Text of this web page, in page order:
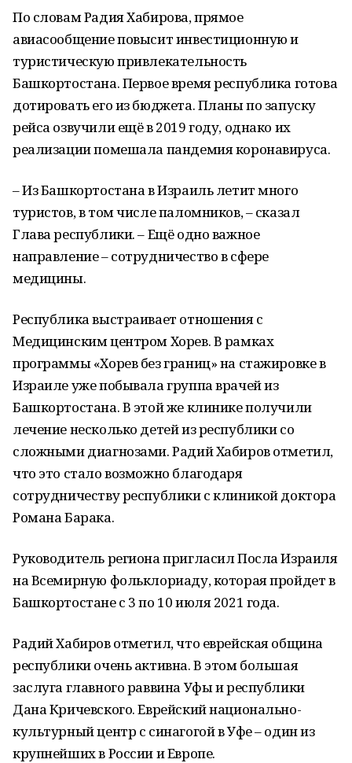
По словам Радия Хабирова, прямое
авиасообщение повысит инвестиционную и
туристическую привлекательность
Башкортостана. Первое время республика готова
дотировать его из бюджета. Планы по запуску
рейса озвучили ещё в 2019 году, однако их
реализации помешала пандемия коронавируса.
– Из Башкортостана в Израиль летит много
туристов, в том числе паломников, – сказал
Глава республики. – Ещё одно важное
направление – сотрудничество в сфере
медицины.
Республика выстраивает отношения с
Медицинским центром Хорев. В рамках
программы «Хорев без границ» на стажировке в
Израиле уже побывала группа врачей из
Башкортостана. В этой же клинике получили
лечение несколько детей из республики со
сложными диагнозами. Радий Хабиров отметил,
что это стало возможно благодаря
сотрудничеству республики с клиникой доктора
Романа Барака.
Руководитель региона пригласил Посла Израиля
на Всемирную фольклориаду, которая пройдет в
Башкортостане с 3 по 10 июля 2021 года.
Радий Хабиров отметил, что еврейская община
республики очень активна. В этом большая
заслуга главного раввина Уфы и республики
Дана Кричевского. Еврейский национально-
культурный центр с синагогой в Уфе – один из
крупнейших в России и Европе.